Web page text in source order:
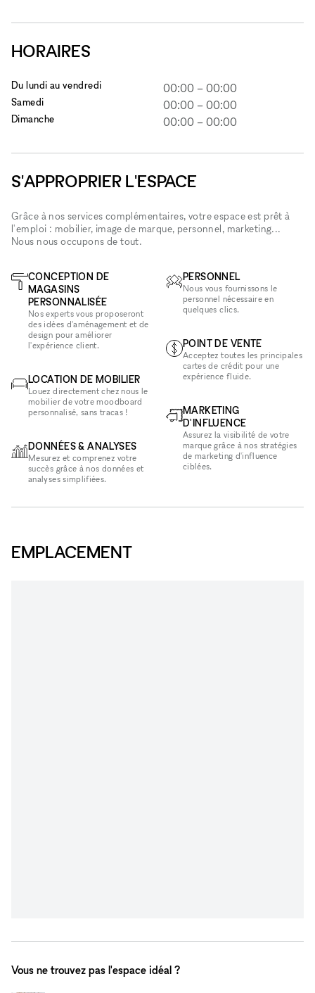
HORAIRES
Du lundi au vendredi 00:00 – 00:00
Samedi 00:00 – 00:00
Dimanche 00:00 – 00:00
S'APPROPRIER L'ESPACE
Grâce à nos services complémentaires, votre espace est prêt à
l'emploi : mobilier, image de marque, personnel, marketing...
Nous nous occupons de tout.
CONCEPTION DE
MAGASINS
PERSONNALISÉE
Nos experts vous proposeront
des idées d'aménagement et de
design pour améliorer
l'expérience client.
LOCATION DE MOBILIER
Louez directement chez nous le
mobilier de votre moodboard
personnalisé, sans tracas !
DONNÉES & ANALYSES
Mesurez et comprenez votre
succès grâce à nos données et
analyses simplifiées.
PERSONNEL
Nous vous fournissons le
personnel nécessaire en
quelques clics.
POINT DE VENTE
Acceptez toutes les principales
cartes de crédit pour une
expérience fluide.
MARKETING
D'INFLUENCE
Assurez la visibilité de votre
marque grâce à nos stratégies
de marketing d'influence
ciblées.
EMPLACEMENT
Vous ne trouvez pas l'espace idéal ?